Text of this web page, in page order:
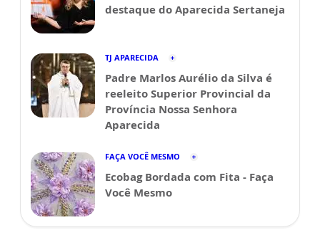
destaque do Aparecida Sertaneja
TJ APARECIDA
Padre Marlos Aurélio da Silva é
reeleito Superior Provincial da
Província Nossa Senhora
Aparecida
FAÇA VOCÊ MESMO
Ecobag Bordada com Fita - Faça
Você Mesmo